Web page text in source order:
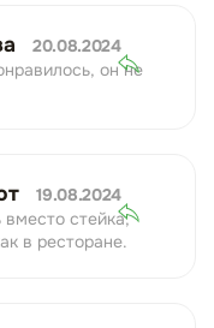
20.08.2024
он не
19.08.2024
стейка,
в ресторане.